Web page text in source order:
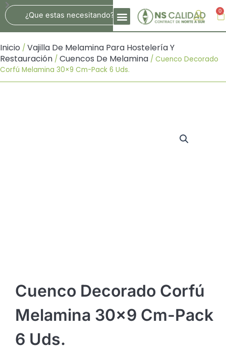
Al
Contenido
Search 0
Inicio / Vajilla De Melamina Para Hostelería Y
Restauración / Cuencos De Melamina / Cuenco Decorado
Corfú Melamina 30×9 Cm-Pack 6 Uds.
Cuenco Decorado Corfú
Melamina 30×9 Cm-Pack
6 Uds.